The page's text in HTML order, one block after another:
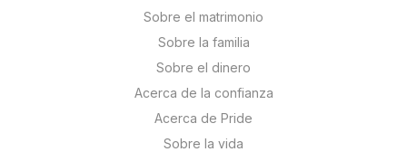
Sobre el matrimonio
Sobre la familia
Sobre el dinero
Acerca de la confianza
Acerca de Pride
Sobre la vida